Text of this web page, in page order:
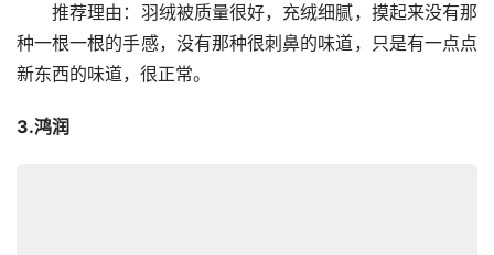
推荐理由：羽绒被质量很好，充绒细腻，摸起来没有那
种一根一根的手感，没有那种很刺鼻的味道，只是有一点点
新东西的味道，很正常。
3.鸿润